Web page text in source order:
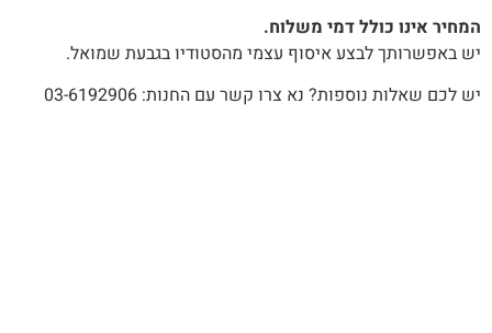
המחיר אינו כולל דמי משלוח.
יש באפשרותך לבצע איסוף עצמי מהסטודיו בגבעת שמואל.
יש לכם שאלות נוספות? נא צרו קשר עם החנות: 03-6192906